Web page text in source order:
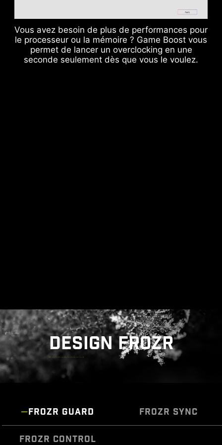
Vous avez besoin de plus de performances pour
le processeur ou la mémoire ? Game Boost vous
permet de lancer un overclocking en une
seconde seulement dès que vous le voulez.
supprimer les interférences électromagnétiques
aide à conduire efficacement la chaleur vers le
plan de cuivre disposant des propriétés de mise
à la terre.
DESIGN FROZR
FROZR GUARD FROZR SYNC
FROZR CONTROL